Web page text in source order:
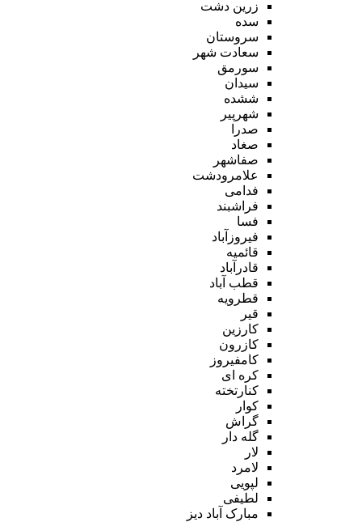
زرین دشت
سده
سروستان
سعادت شهر
سورمق
سیدان
ششده
شهرپیر
صدرا
صغاد
صفاشهر
علامرودشت
فدامی
فراشبند
فسا
فیروزآباد
قائمیه
قادرآباد
قطب آباد
قطرویه
قیر
کارزین
کازرون
کامفیروز
کره ای
کنارتخته
کوار
گراش
گله دار
لار
لامرد
لپویی
لطیفی
مبارک آباد دیز